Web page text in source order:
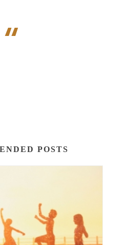
“
POSTS